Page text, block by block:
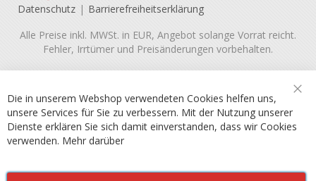
Datenschutz
Barrierefreiheitserklärung
Alle Preise inkl. MWSt. in EUR, Angebot solange Vorrat reicht.
Fehler, Irrtümer und Preisänderungen vorbehalten.
Die in unserem Webshop verwendeten Cookies helfen uns,
unsere Services für Sie zu verbessern. Mit der Nutzung unserer
Dienste erklären Sie sich damit einverstanden, dass wir Cookies
verwenden. Mehr darüber